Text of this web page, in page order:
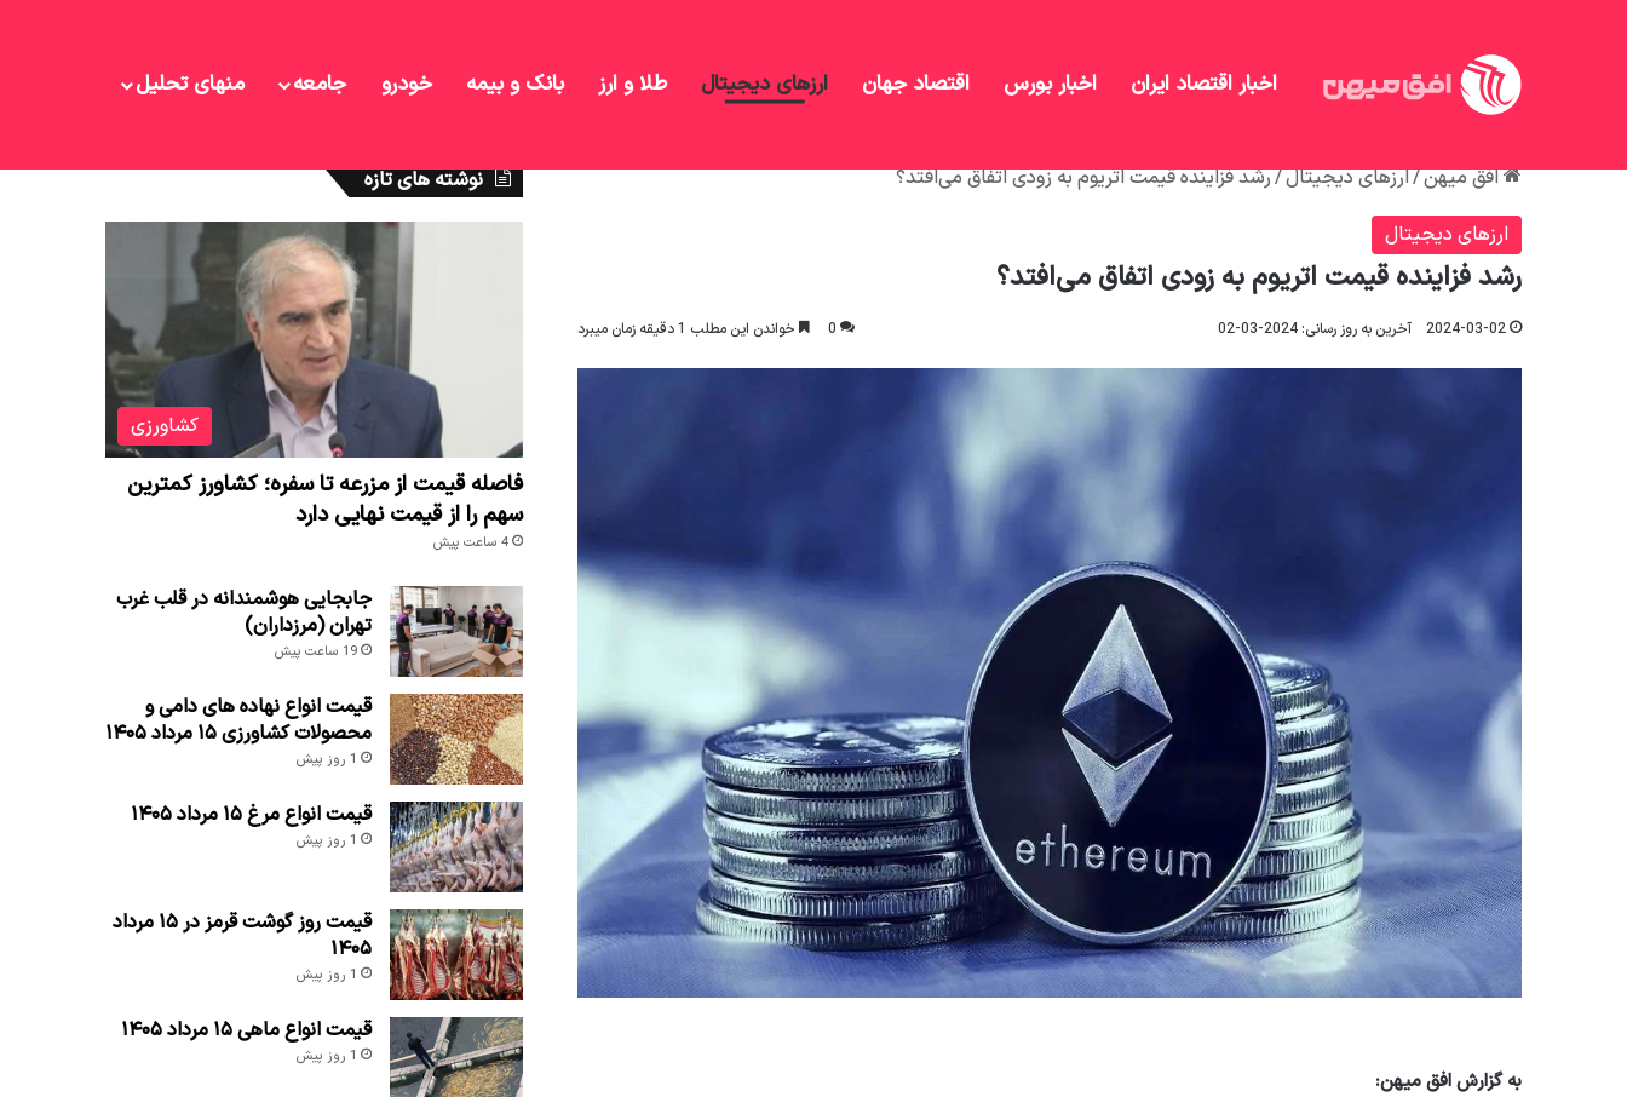
اخبار اقتصاد ایران اخبار بورس اقتصاد جهان ارزهای دیجیتال طلا و ارز بانک و بیمه خودرو جامعه منهای تحلیل
افق میهن/ارزهای دیجیتال/رشد فزاینده قیمت اتریوم به زودی اتفاق می‌افتد؟
ارزهای دیجیتال
رشد فزاینده قیمت اتریوم به زودی اتفاق می‌افتد؟
2024-03-02 آخرین به روز رسانی: 2024-03-02 0 خواندن این مطلب 1 دقیقه زمان میبرد
به گزارش افق میهن:
نوشته های تازه
کشاورزی
فاصله قیمت از مزرعه تا سفره؛ کشاورز کمترین
سهم را از قیمت نهایی دارد
4 ساعت پیش
جابجایی هوشمندانه در قلب غرب
تهران (مرزداران)
19 ساعت پیش
قیمت انواع نهاده های دامی و
محصولات کشاورزی ۱۵ مرداد ۱۴۰۵
1 روز پیش
قیمت انواع مرغ ۱۵ مرداد ۱۴۰۵
1 روز پیش
قیمت روز گوشت قرمز در ۱۵ مرداد
۱۴۰۵
1 روز پیش
قیمت انواع ماهی ۱۵ مرداد ۱۴۰۵
1 روز پیش